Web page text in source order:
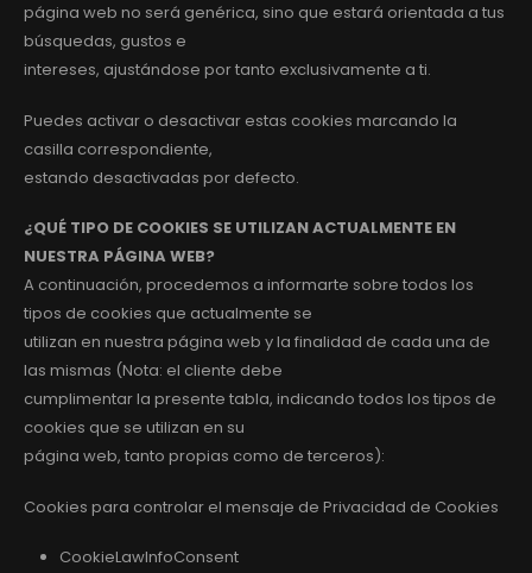
página web no será genérica, sino que estará orientada a tus
búsquedas, gustos e
intereses, ajustándose por tanto exclusivamente a ti.
Puedes activar o desactivar estas cookies marcando la
casilla correspondiente,
estando desactivadas por defecto.
¿QUÉ TIPO DE COOKIES SE UTILIZAN ACTUALMENTE EN
NUESTRA PÁGINA WEB?
A continuación, procedemos a informarte sobre todos los
tipos de cookies que actualmente se
utilizan en nuestra página web y la finalidad de cada una de
las mismas (Nota: el cliente debe
cumplimentar la presente tabla, indicando todos los tipos de
cookies que se utilizan en su
página web, tanto propias como de terceros):
Cookies para controlar el mensaje de Privacidad de Cookies
CookieLawInfoConsent